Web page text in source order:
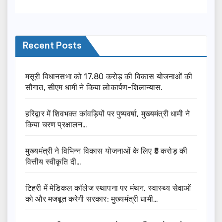
Recent Posts
मसूरी विधानसभा को 17.80 करोड़ की विकास योजनाओं की
सौगात, सीएम धामी ने किया लोकार्पण-शिलान्यास.
हरिद्वार में शिवभक्त कांवड़ियों पर पुष्पवर्षा, मुख्यमंत्री धामी ने
किया चरण प्रक्षालन…
मुख्यमंत्री ने विभिन्न विकास योजनाओं के लिए ₹5 करोड़ की
वित्तीय स्वीकृति दी…
टिहरी में मेडिकल कॉलेज स्थापना पर मंथन, स्वास्थ्य सेवाओं
को और मजबूत करेगी सरकार: मुख्यमंत्री धामी…